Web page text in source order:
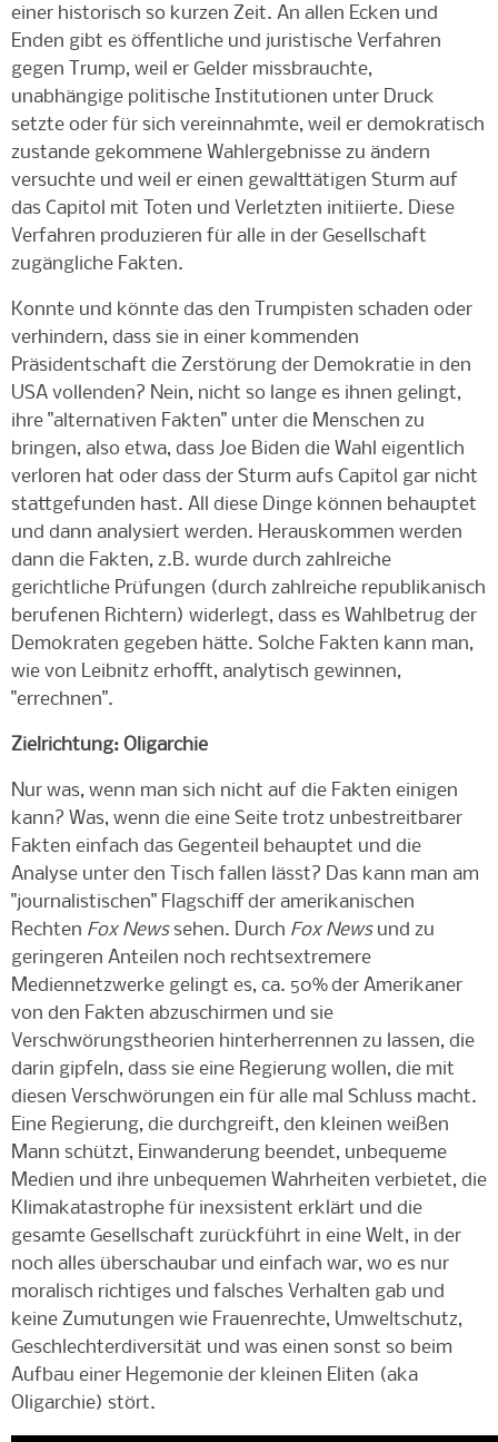
einer historisch so kurzen Zeit. An allen Ecken und
Enden gibt es öffentliche und juristische Verfahren
gegen Trump, weil er Gelder missbrauchte,
unabhängige politische Institutionen unter Druck
setzte oder für sich vereinnahmte, weil er demokratisch
zustande gekommene Wahlergebnisse zu ändern
versuchte und weil er einen gewalttätigen Sturm auf
das Capitol mit Toten und Verletzten initiierte. Diese
Verfahren produzieren für alle in der Gesellschaft
zugängliche Fakten.
Konnte und könnte das den Trumpisten schaden oder
verhindern, dass sie in einer kommenden
Präsidentschaft die Zerstörung der Demokratie in den
USA vollenden? Nein, nicht so lange es ihnen gelingt,
ihre "alternativen Fakten" unter die Menschen zu
bringen, also etwa, dass Joe Biden die Wahl eigentlich
verloren hat oder dass der Sturm aufs Capitol gar nicht
stattgefunden hast. All diese Dinge können behauptet
und dann analysiert werden. Herauskommen werden
dann die Fakten, z.B. wurde durch zahlreiche
gerichtliche Prüfungen (durch zahlreiche republikanisch
berufenen Richtern) widerlegt, dass es Wahlbetrug der
Demokraten gegeben hätte. Solche Fakten kann man,
wie von Leibnitz erhofft, analytisch gewinnen,
"errechnen".
Zielrichtung: Oligarchie
Nur was, wenn man sich nicht auf die Fakten einigen
kann? Was, wenn die eine Seite trotz unbestreitbarer
Fakten einfach das Gegenteil behauptet und die
Analyse unter den Tisch fallen lässt? Das kann man am
"journalistischen" Flagschiff der amerikanischen
Rechten Fox Newssehen. Durch Fox Newsund zu
geringeren Anteilen noch rechtsextremere
Mediennetzwerke gelingt es, ca. 50% der Amerikaner
von den Fakten abzuschirmen und sie
Verschwörungstheorien hinterherrennen zu lassen, die
darin gipfeln, dass sie eine Regierung wollen, die mit
diesen Verschwörungen ein für alle mal Schluss macht.
Eine Regierung, die durchgreift, den kleinen weißen
Mann schützt, Einwanderung beendet, unbequeme
Medien und ihre unbequemen Wahrheiten verbietet, die
Klimakatastrophe für inexsistent erklärt und die
gesamte Gesellschaft zurückführt in eine Welt, in der
noch alles überschaubar und einfach war, wo es nur
moralisch richtiges und falsches Verhalten gab und
keine Zumutungen wie Frauenrechte, Umweltschutz,
Geschlechterdiversität und was einen sonst so beim
Aufbau einer Hegemonie der kleinen Eliten (aka
Oligarchie) stört.